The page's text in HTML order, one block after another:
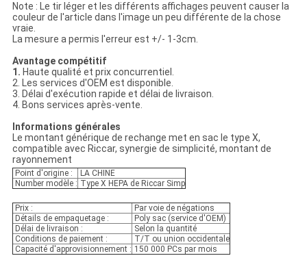
Note : Le tir léger et les différents affichages peuvent causer la
couleur de l'article dans l'image un peu différente de la chose
vraie.
La mesure a permis l'erreur est +/- 1-3cm.
Avantage compétitif
1. Haute qualité et prix concurrentiel.
2. Les services d'OEM est disponible.
3. Délai d'exécution rapide et délai de livraison.
4. Bons services après-vente.
Informations générales
Le montant générique de rechange met en sac le type X,
compatible avec Riccar, synergie de simplicité, montant de
rayonnement
Point d'origine :
LA CHINE
Number modèle : Type X HEPA de Riccar Simp
Prix :
Par voie de négations
Détails de empaquetage :
Poly sac (service d'OEM)
Délai de livraison :
Selon la quantité
Conditions de paiement :
T/T ou union occidentale
Capacité d'approvisionnement : 150 000 PCs par mois